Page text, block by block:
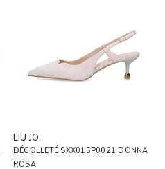
LIU JO
DÉCOLLETÉ SXX015P0021 DONNA
ROSA